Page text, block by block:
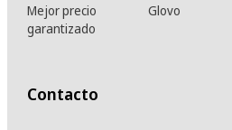
Mejor precio
garantizado
Glovo
Contacto